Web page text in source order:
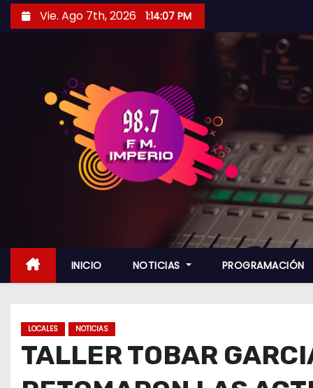
i
Vie. Ago 7th, 2026 1:14:08 PM
INICIO NOTICIAS PROGRAMACIÓN
LOCALES NOTICIAS
TALLER TOBAR